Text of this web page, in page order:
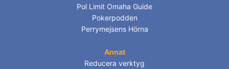
Pol Limit Omaha Guide
Pokerpodden
Perrymejsens Hörna
Annat
Reducera verktyg